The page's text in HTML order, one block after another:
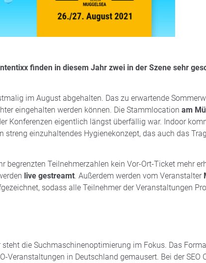
finden in diesem Jahr zwei in der Szene sehr
im August abgehalten. Das zu erwartende
eingehalten werden können. Die Stammlocation am
Konferenzen eigentlich längst überfällig war. Indoor
einzuhaltendes Hygienekonzept, das auch das
begrenzten Teilnehmerzahlen kein Vor-Ort-Ticket mehr
live gestreamt. Außerdem werden vom Veranstalter
sodass alle Teilnehmer der Veranstaltungen
steht die Suchmaschinenoptimierung im Fokus. Das
Veranstaltungen in Deutschland gemausert. Bei der SEO